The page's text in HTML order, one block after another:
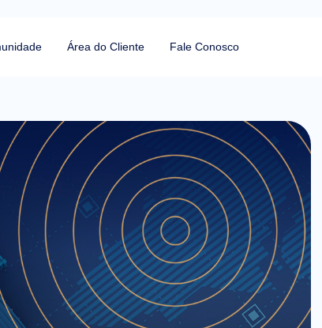
Área do Cliente Fale Conosco